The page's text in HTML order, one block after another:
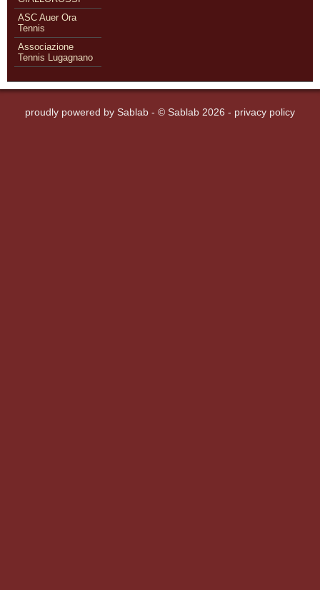
ASC Auer Ora
Tennis
Associazione
Tennis Lugagnano
proudly powered by Sablab - © Sablab 2026 - privacy policy